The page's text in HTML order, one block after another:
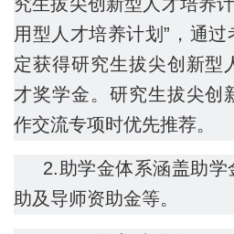
用型人才培养计划”，通
定获得研究生拔尖创新型
才奖学金。研究生拔尖创
作交流专项时优先推荐。
2.助学金体系涵盖助
助及导师资助金等。